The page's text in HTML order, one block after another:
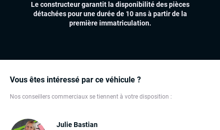
Vous êtes intéressé par ce véhicule ?
Nos conseillers commerciaux se tiennent à votre disposition :
Julie Bastian
Accès et démarrage mains libres
Climatisation automatique multizones
Carplay (Apple carplay, Android auto, MirrorLink, système
Dynamic Select, Drive Select (sélection du mode de conduite)
Le constructeur garantit la disponibilité des pièces
détachées pour une durée de 10 ans à partir de la
première immatriculation.